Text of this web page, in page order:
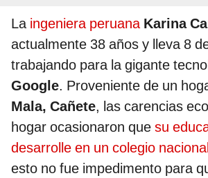
La ingeniera peruana Karina
actualmente 38 años y lleva 8
trabajando para la gigante
Google. Proveniente de un
Mala, Cañete, las carencias
hogar ocasionaron que su
desarrolle en un colegio
esto no fue impedimento para